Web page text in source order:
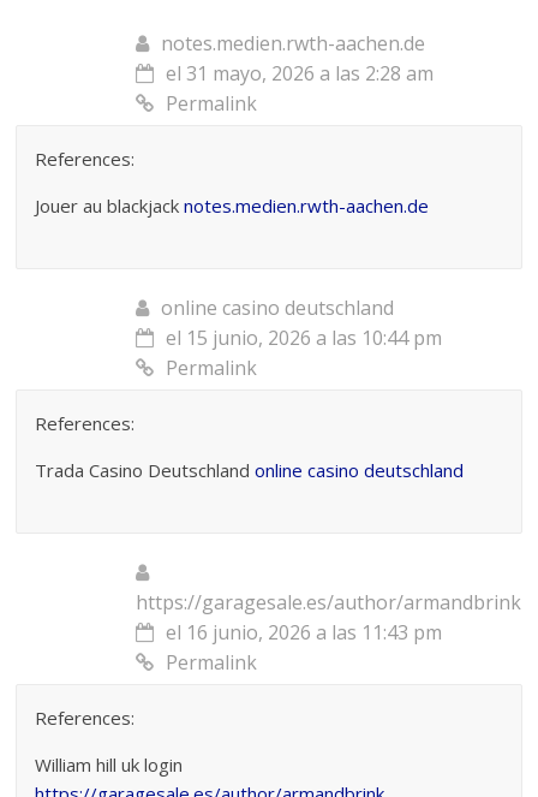
notes.medien.rwth-aachen.de
el 31 mayo, 2026 a las 2:28 am
Permalink
References:
Jouer au blackjacknotes.medien.rwth-aachen.de
online casino deutschland
el 15 junio, 2026 a las 10:44 pm
Permalink
References:
Trada Casino Deutschlandonline casino deutschland
https://garagesale.es/author/armandbrink
el 16 junio, 2026 a las 11:43 pm
Permalink
References:
William hill uk login